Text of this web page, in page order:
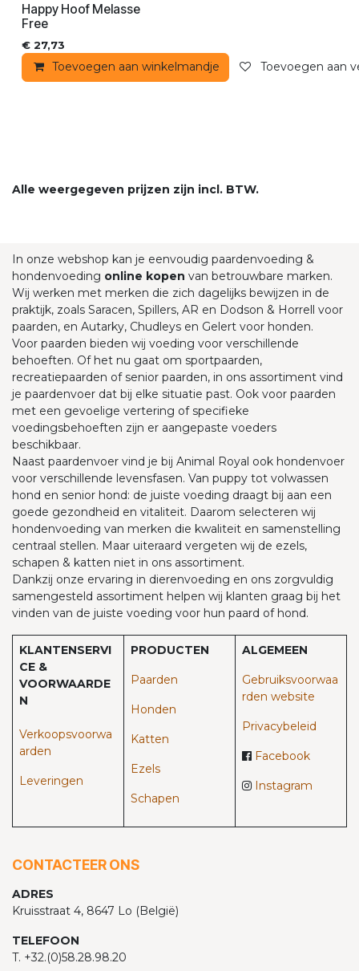
Happy Hoof Melasse
Free
€ 27,73
Toevoegen aan winkelmandje Toevoegen aan
Alle weergegeven prijzen zijn incl. BTW.
In onze webshop kan je eenvoudig paardenvoeding &
hondenvoeding online kopen van betrouwbare marken.
Wij werken met merken die zich dagelijks bewijzen in de
praktijk, zoals Saracen, Spillers, AR en Dodson & Horrell voor
paarden, en Autarky, Chudleys en Gelert voor honden.
Voor paarden bieden wij voeding voor verschillende
behoeften. Of het nu gaat om sportpaarden,
recreatiepaarden of senior paarden, in ons assortiment vind
je paardenvoer dat bij elke situatie past. Ook voor paarden
met een gevoelige vertering of specifieke
voedingsbehoeften zijn er aangepaste voeders
beschikbaar.
Naast paardenvoer vind je bij Animal Royal ook hondenvoer
voor verschillende levensfasen. Van puppy tot volwassen
hond en senior hond: de juiste voeding draagt bij aan een
goede gezondheid en vitaliteit. Daarom selecteren wij
hondenvoeding van merken die kwaliteit en samenstelling
centraal stellen. Maar uiteraard vergeten wij de ezels,
schapen & katten niet in ons assortiment.
Dankzij onze ervaring in dierenvoeding en ons zorgvuldig
samengesteld assortiment helpen wij klanten graag bij het
vinden van de juiste voeding voor hun paard of hond.
KLANTENSERVI
CE &
VOORWAARDE
N
Verkoopsvoorwa
arden
Leveringen
PRODUCTEN
Paarden​
Honden
Katten
Ezels
Schapen
ALGEMEEN
Gebruiksvoorwaa
rden website
Privacybeleid
Facebook
Instagram
CONTACTEER ONS
ADRES
Kruisstraat 4, 8647 Lo (België)
TELEFOON
T. +32.(0)58.28.98.20